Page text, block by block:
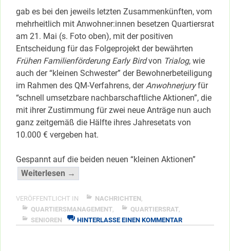
gab es bei den jeweils letzten Zusammenkünften, vom
mehrheitlich mit Anwohner:innen besetzen Quartiersrat
am 21. Mai (s. Foto oben), mit der positiven
Entscheidung für das Folgeprojekt der bewährten
Frühen Familienförderung Early Birdvon Trialog, wie
auch der “kleinen Schwester” der Bewohnerbeteiligung
im Rahmen des QM-Verfahrens, der Anwohnerjuryfür
“schnell umsetzbare nachbarschaftliche Aktionen”, die
mit ihrer Zustimmung für zwei neue Anträge nun auch
ganz zeitgemäß die Hälfte ihres Jahresetats von
10.000 € vergeben hat.
Gespannt auf die beiden neuen “kleinen Aktionen”
Weiterlesen →
Projekt-
&
Aktionsfonds
VERÖFFENTLICHT IN NACHRICHTEN
QUARTIERSMANAGEMENT
QUARTIERSRAT
SENIOREN
HINTERLASSE EINEN KOMMENTARZU